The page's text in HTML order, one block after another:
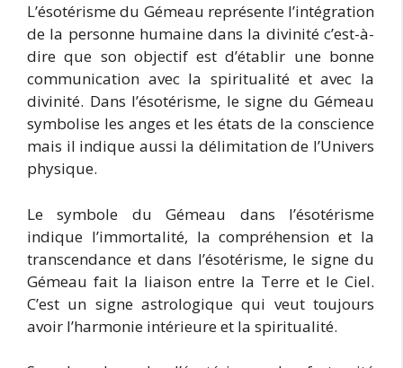
L’ésotérisme du Gémeau représente l’intégration
de la personne humaine dans la divinité c’est-à-
dire que son objectif est d’établir une bonne
communication avec la spiritualité et avec la
divinité. Dans l’ésotérisme, le signe du Gémeau
symbolise les anges et les états de la conscience
mais il indique aussi la délimitation de l’Univers
physique.
Le symbole du Gémeau dans l’ésotérisme
indique l’immortalité, la compréhension et la
transcendance et dans l’ésotérisme, le signe du
Gémeau fait la liaison entre la Terre et le Ciel.
C’est un signe astrologique qui veut toujours
avoir l’harmonie intérieure et la spiritualité.